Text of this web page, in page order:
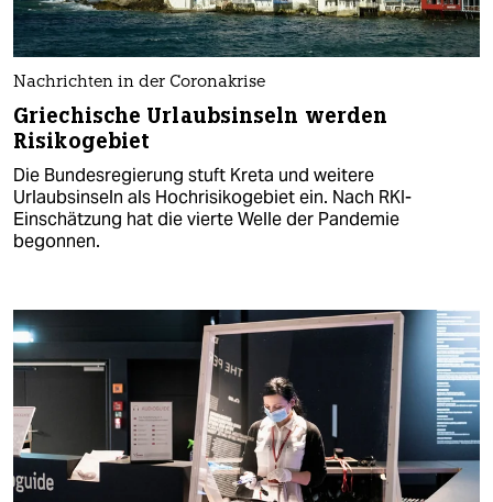
Nachrichten in der Coronakrise
Griechische Urlaubsinseln werden
Risikogebiet
Die Bundesregierung stuft Kreta und weitere
Urlaubsinseln als Hochrisikogebiet ein. Nach RKI-
Einschätzung hat die vierte Welle der Pandemie
begonnen.